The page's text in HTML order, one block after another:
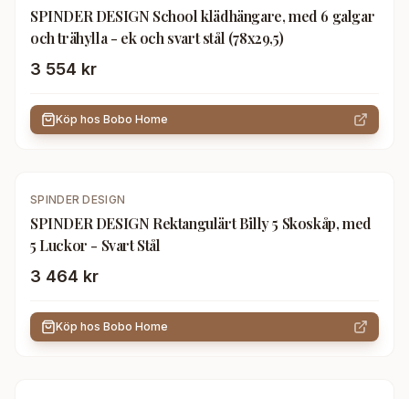
SPINDER DESIGN School klädhängare, med 6 galgar
och trähylla - ek och svart stål (78x29,5)
3 554 kr
Köp hos Bobo Home
SPINDER DESIGN
SPINDER DESIGN Rektangulärt Billy 5 Skoskåp, med
5 Luckor - Svart Stål
3 464 kr
Köp hos Bobo Home